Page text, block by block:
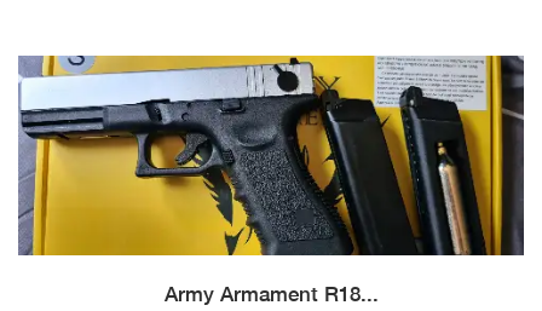
Army Armament R18...